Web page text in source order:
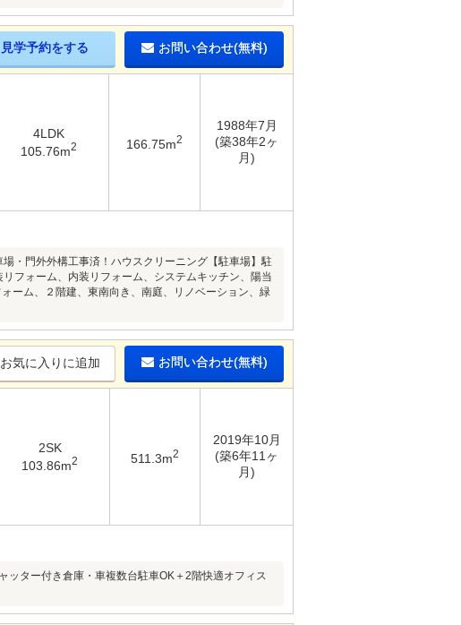
見学予約をする お問い合わせ(無料)
4LDK
105.76m2 166.75m2
1988年7月
(築38年2ヶ
月)
門外外構工事済！ハウスクリーニング【駐車場】駐
フォーム、内装リフォーム、システムキッチン、陽当
ーム、２階建、東南向き、南庭、リノベーション、緑
お気に入りに追加 お問い合わせ(無料)
2SK
103.86m2 511.3m2
2019年10月
(築6年11ヶ
月)
ター付き倉庫・車複数台駐車OK＋2階快適オフィス